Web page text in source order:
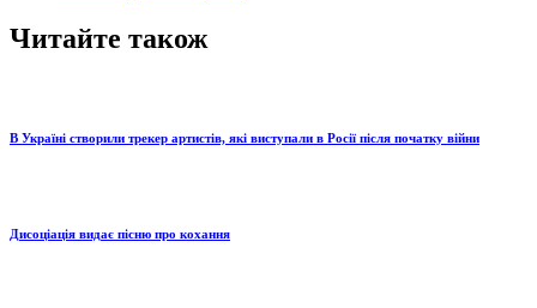
Читайте також
В Україні створили трекер артистів, які виступали в Росії після початку війни
Дисоціація видає пісню про кохання